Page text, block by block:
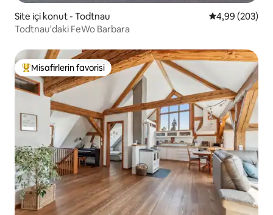
Site içi konut - Todtnau 5 üzerinden
4,99 (203)
Todtnau'daki FeWo Barbara
Misafirlerin favorilerinden en beğenilenler arasında
Misafirlerin favorisi